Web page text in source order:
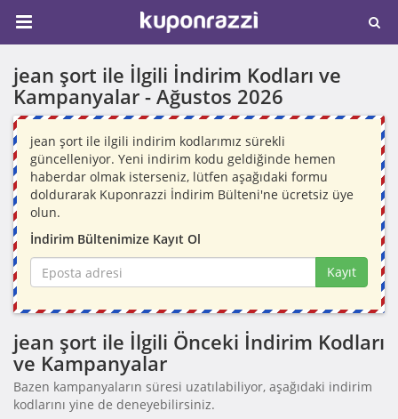
jean şort ile İlgili İndirim Kodları ve
Kampanyalar - Ağustos 2026
jean şort ile ilgili indirim kodlarımız sürekli
güncelleniyor. Yeni indirim kodu geldiğinde hemen
haberdar olmak isterseniz, lütfen aşağıdaki formu
doldurarak Kuponrazzi İndirim Bülteni'ne ücretsiz üye
olun.
İndirim Bültenimize Kayıt Ol
Kayıt
jean şort ile İlgili Önceki İndirim Kodları
ve Kampanyalar
Bazen kampanyaların süresi uzatılabiliyor, aşağıdaki indirim
kodlarını yine de deneyebilirsiniz.